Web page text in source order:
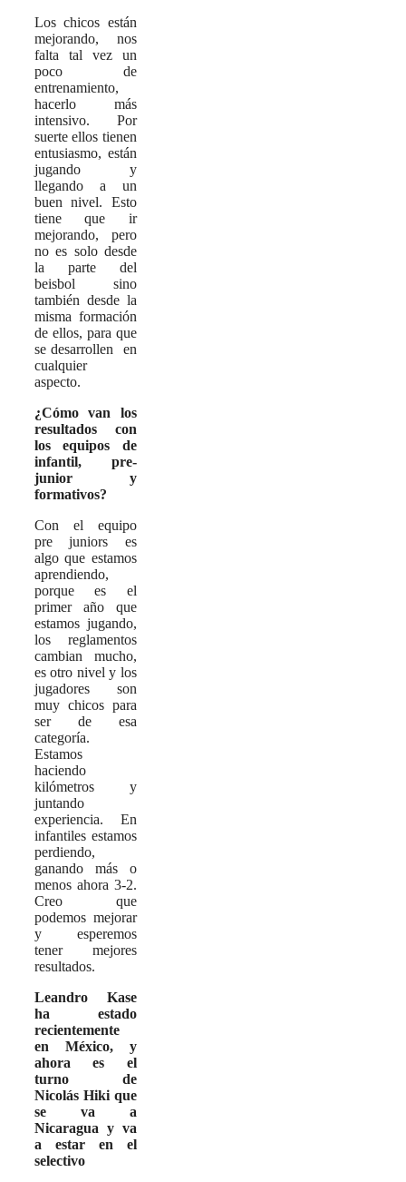
Los chicos están
mejorando, nos
falta tal vez un
poco de
entrenamiento,
hacerlo más
intensivo. Por
suerte ellos tienen
entusiasmo, están
jugando y
llegando a un
buen nivel. Esto
tiene que ir
mejorando, pero
no es solo desde
la parte del
beisbol sino
también desde la
misma formación
de ellos, para que
se desarrollen en
cualquier
aspecto.
¿Cómo van los
resultados con
los equipos de
infantil, pre-
junior y
formativos?
Con el equipo
pre juniors es
algo que estamos
aprendiendo,
porque es el
primer año que
estamos jugando,
los reglamentos
cambian mucho,
es otro nivel y los
jugadores son
muy chicos para
ser de esa
categoría.
Estamos
haciendo
kilómetros y
juntando
experiencia. En
infantiles estamos
perdiendo,
ganando más o
menos ahora 3-2.
Creo que
podemos mejorar
y esperemos
tener mejores
resultados.
Leandro Kase
ha estado
recientemente
en México, y
ahora es el
turno de
Nicolás Hiki que
se va a
Nicaragua y va
a estar en el
selectivo